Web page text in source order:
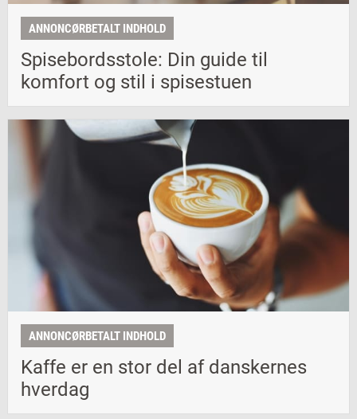
ANNONCØRBETALT INDHOLD
Spisebordsstole: Din guide til
komfort og stil i spisestuen
ANNONCØRBETALT INDHOLD
Kaffe er en stor del af danskernes
hverdag